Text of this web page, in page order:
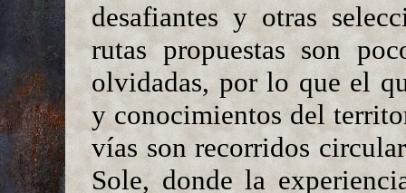
desafiantes y otras
rutas propuestas son
olvidadas, por lo que el
y conocimientos del
vías son recorridos
Sole, donde la